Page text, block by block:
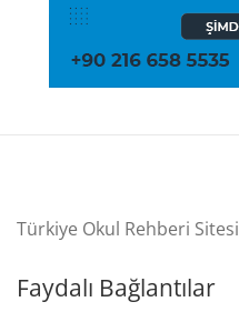
Türkiye Okul Rehberi Sitesi
Faydalı Bağlantılar